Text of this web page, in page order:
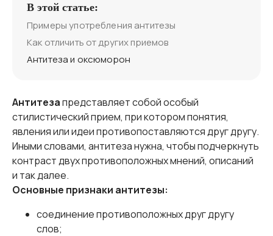
В этой статье:
Примеры употребления антитезы
Как отличить от других приемов
Антитеза и оксюморон
Антитезапредставляет собой особый
стилистический прием, при котором понятия,
явления или идеи противопоставляются друг другу.
Иными словами, антитеза нужна, чтобы подчеркнуть
контраст двух противоположных мнений, описаний
и так далее.
Основные признаки антитезы:
соединение противоположных друг другу
слов;